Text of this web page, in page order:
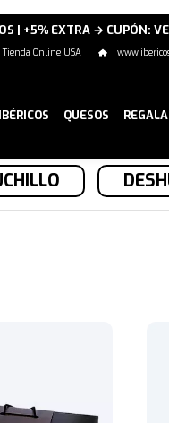
| +5% EXTRA → CUPÓN:
Tienda Online USA